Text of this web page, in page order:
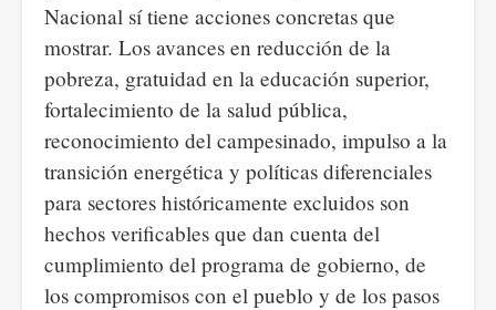
Nacional sí tiene acciones concretas que
mostrar. Los avances en reducción de la
pobreza, gratuidad en la educación superior,
fortalecimiento de la salud pública,
reconocimiento del campesinado, impulso a la
transición energética y políticas diferenciales
para sectores históricamente excluidos son
hechos verificables que dan cuenta del
cumplimiento del programa de gobierno, de
los compromisos con el pueblo y de los pasos